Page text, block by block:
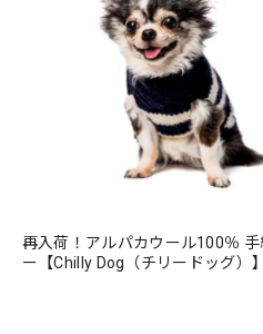
再入荷！アルパカウール100％
ー【Chilly Dog（チリードッグ）